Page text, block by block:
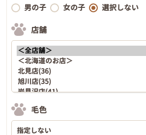
男の子 女の子 選択しない
店舗
毛色